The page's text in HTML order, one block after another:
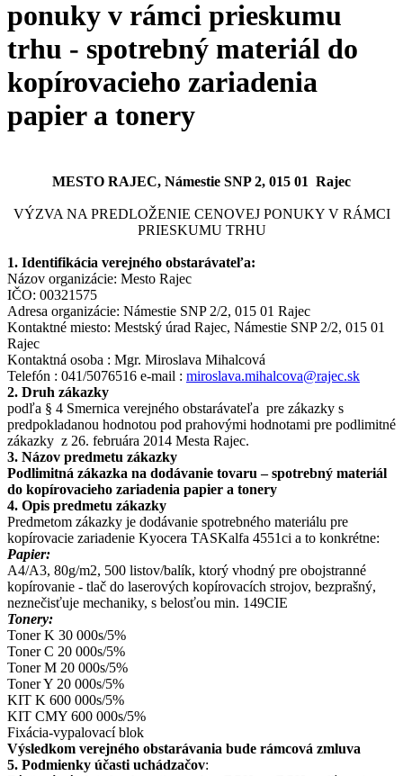
ponuky v rámci prieskumu
trhu - spotrebný materiál do
kopírovacieho zariadenia
papier a tonery
MESTO RAJEC, Námestie SNP 2, 015 01 Rajec
VÝZVA NA PREDLOŽENIE CENOVEJ PONUKY V RÁMCI
PRIESKUMU TRHU
1. Identifikácia verejného obstarávateľa:
Názov organizácie: Mesto Rajec
IČO: 00321575
Adresa organizácie: Námestie SNP 2/2, 015 01 Rajec
Kontaktné miesto: Mestský úrad Rajec, Námestie SNP 2/2, 015 01
Rajec
Kontaktná osoba : Mgr. Miroslava Mihalcová
Telefón : 041/5076516 e-mail : miroslava.mihalcova@rajec.sk
2. Druh zákazky
podľa § 4 Smernica verejného obstarávateľa pre zákazky s
predpokladanou hodnotou pod prahovými hodnotami pre podlimitné
zákazky z 26. februára 2014 Mesta Rajec.
3. Názov predmetu zákazky
Podlimitná zákazka na dodávanie tovaru – spotrebný materiál
do kopírovacieho zariadenia papier a tonery
4. Opis predmetu zákazky
Predmetom zákazky je dodávanie spotrebného materiálu pre
kopírovacie zariadenie Kyocera TASKalfa 4551ci a to konkrétne:
Papier:
A4/A3, 80g/m2, 500 listov/balík, ktorý vhodný pre obojstranné
kopírovanie - tlač do laserových kopírovacích strojov, bezprašný,
neznečisťuje mechaniky, s belosťou min. 149CIE
Tonery:
Toner K 30 000s/5%
Toner C 20 000s/5%
Toner M 20 000s/5%
Toner Y 20 000s/5%
KIT K 600 000s/5%
KIT CMY 600 000s/5%
Fixácia-vypalovací blok
Výsledkom verejného obstarávania bude rámcová zmluva
5. Podmienky účasti uchádzačov: